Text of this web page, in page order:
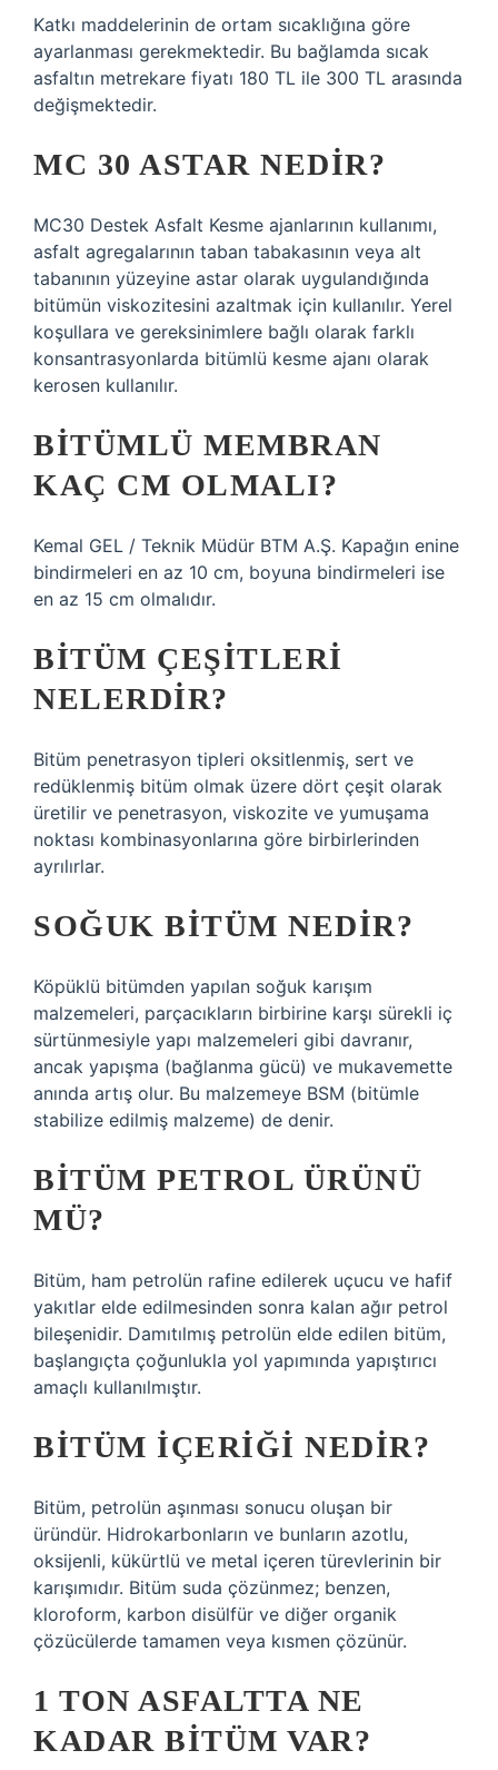
Katkı maddelerinin de ortam sıcaklığına göre
ayarlanması gerekmektedir. Bu bağlamda sıcak
asfaltın metrekare fiyatı 180 TL ile 300 TL arasında
değişmektedir.
MC 30 ASTAR NEDIR?
MC30 Destek Asfalt Kesme ajanlarının kullanımı,
asfalt agregalarının taban tabakasının veya alt
tabanının yüzeyine astar olarak uygulandığında
bitümün viskozitesini azaltmak için kullanılır. Yerel
koşullara ve gereksinimlere bağlı olarak farklı
konsantrasyonlarda bitümlü kesme ajanı olarak
kerosen kullanılır.
BITÜMLÜ MEMBRAN
KAÇ CM OLMALI?
Kemal GEL / Teknik Müdür BTM A.Ş. Kapağın enine
bindirmeleri en az 10 cm, boyuna bindirmeleri ise
en az 15 cm olmalıdır.
BITÜM ÇEŞITLERI
NELERDIR?
Bitüm penetrasyon tipleri oksitlenmiş, sert ve
redüklenmiş bitüm olmak üzere dört çeşit olarak
üretilir ve penetrasyon, viskozite ve yumuşama
noktası kombinasyonlarına göre birbirlerinden
ayrılırlar.
SOĞUK BITÜM NEDIR?
Köpüklü bitümden yapılan soğuk karışım
malzemeleri, parçacıkların birbirine karşı sürekli iç
sürtünmesiyle yapı malzemeleri gibi davranır,
ancak yapışma (bağlanma gücü) ve mukavemette
anında artış olur. Bu malzemeye BSM (bitümle
stabilize edilmiş malzeme) de denir.
BITÜM PETROL ÜRÜNÜ
MÜ?
Bitüm, ham petrolün rafine edilerek uçucu ve hafif
yakıtlar elde edilmesinden sonra kalan ağır petrol
bileşenidir. Damıtılmış petrolün elde edilen bitüm,
başlangıçta çoğunlukla yol yapımında yapıştırıcı
amaçlı kullanılmıştır.
BITÜM IÇERIĞI NEDIR?
Bitüm, petrolün aşınması sonucu oluşan bir
üründür. Hidrokarbonların ve bunların azotlu,
oksijenli, kükürtlü ve metal içeren türevlerinin bir
karışımıdır. Bitüm suda çözünmez; benzen,
kloroform, karbon disülfür ve diğer organik
çözücülerde tamamen veya kısmen çözünür.
1 TON ASFALTTA NE
KADAR BITÜM VAR?